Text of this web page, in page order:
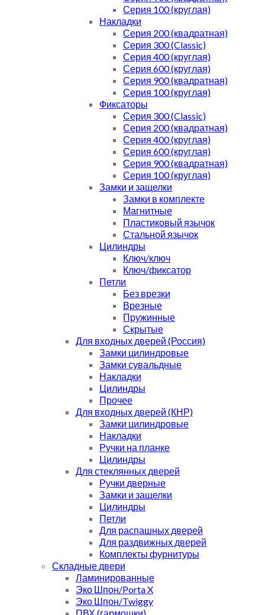
Серия 100 (круглая)
Накладки
Серия 200 (квадратная)
Серия 300 (Classic)
Серия 400 (круглая)
Серия 600 (круглая)
Серия 900 (квадратная)
Серия 100 (круглая)
Фиксаторы
Серия 300 (Classic)
Серия 200 (квадратная)
Серия 400 (круглая)
Серия 600 (круглая)
Серия 900 (квадратная)
Серия 100 (круглая)
Замки и защелки
Замки в комплекте
Магнитные
Пластиковый язычок
Стальной язычок
Цилиндры
Ключ/ключ
Ключ/фиксатор
Петли
Без врезки
Врезные
Пружинные
Скрытые
Для входных дверей (Россия)
Замки цилиндровые
Замки сувальдные
Накладки
Цилиндры
Прочее
Для входных дверей (КНР)
Замки цилиндровые
Накладки
Ручки на планке
Цилиндры
Для стеклянных дверей
Ручки дверные
Замки и защелки
Цилиндры
Петли
Для распашных дверей
Для раздвижных дверей
Комплекты фурнитуры
Складные двери
Ламинированные
Эко Шпон/Porta X
Эко Шпон/Twiggy